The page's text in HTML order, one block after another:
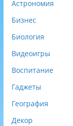
Астрономия
Бизнес
Биология
Видеоигры
Воспитание
Гаджеты
География
Декор